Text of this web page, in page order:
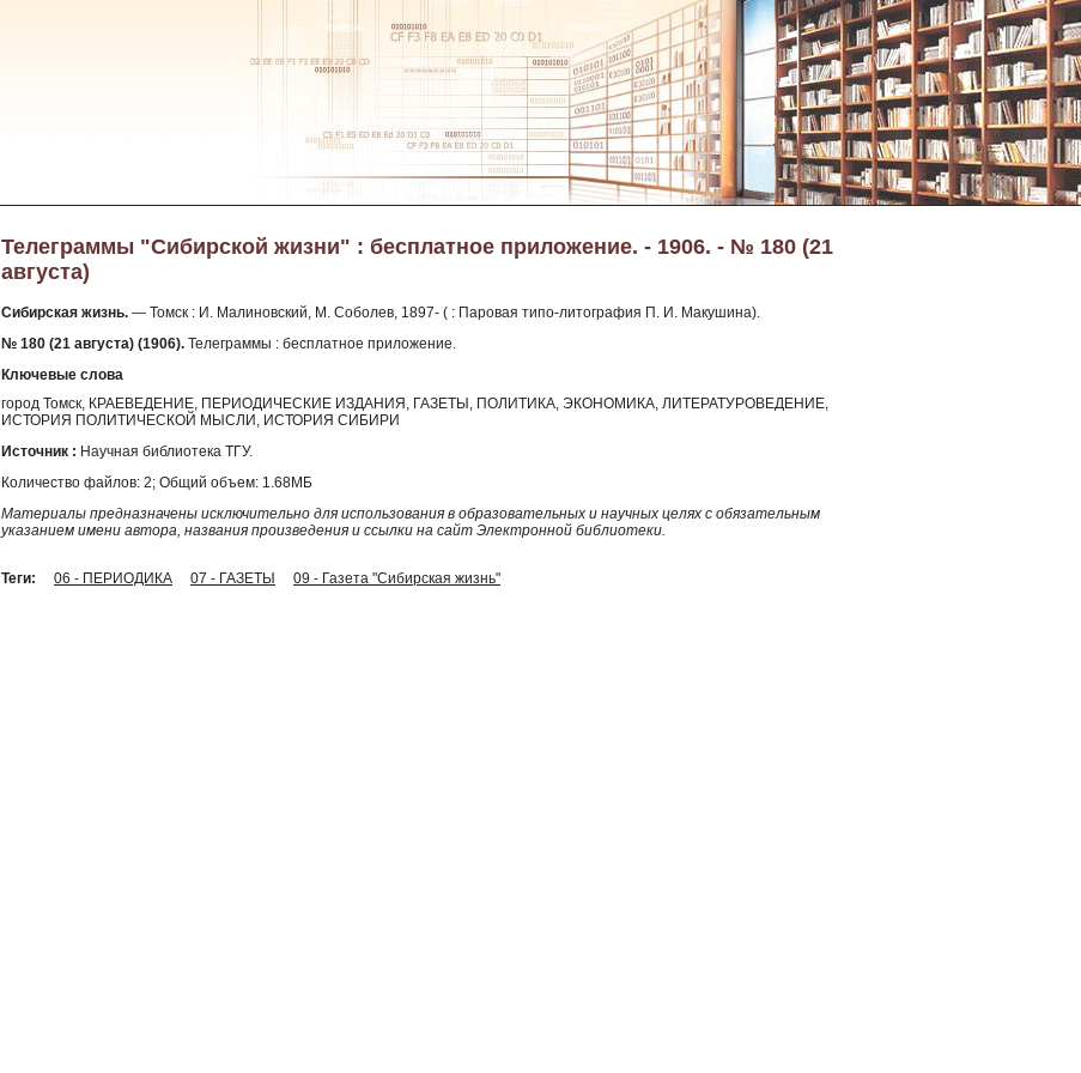
Телеграммы "Сибирской жизни" : бесплатное приложение. - 1906. - № 180 (21
августа)
Сибирская жизнь. — Томск : И. Малиновский, М. Соболев, 1897- ( : Паровая типо-литография П. И. Макушина).
№ 180 (21 августа) (1906). Телеграммы : бесплатное приложение.
Ключевые слова
город Томск, КРАЕВЕДЕНИЕ, ПЕРИОДИЧЕСКИЕ ИЗДАНИЯ, ГАЗЕТЫ, ПОЛИТИКА, ЭКОНОМИКА, ЛИТЕРАТУРОВЕДЕНИЕ,
ИСТОРИЯ ПОЛИТИЧЕСКОЙ МЫСЛИ, ИСТОРИЯ СИБИРИ
Источник : Научная библиотека ТГУ.
Количество файлов: 2; Общий объем: 1.68МБ
Материалы предназначены исключительно для использования в образовательных и научных целях с обязательным
указанием имени автора, названия произведения и ссылки на сайт Электронной библиотеки.
Теги: 06 - ПЕРИОДИКА 07 - ГАЗЕТЫ 09 - Газета "Сибирская жизнь"